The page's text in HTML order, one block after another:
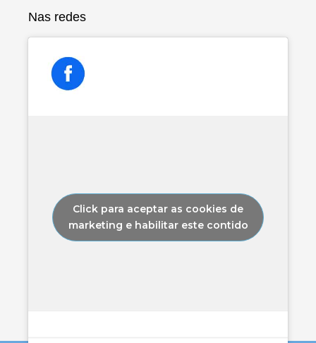
Nas redes
Click para aceptar as cookies de
marketing e habilitar este contido